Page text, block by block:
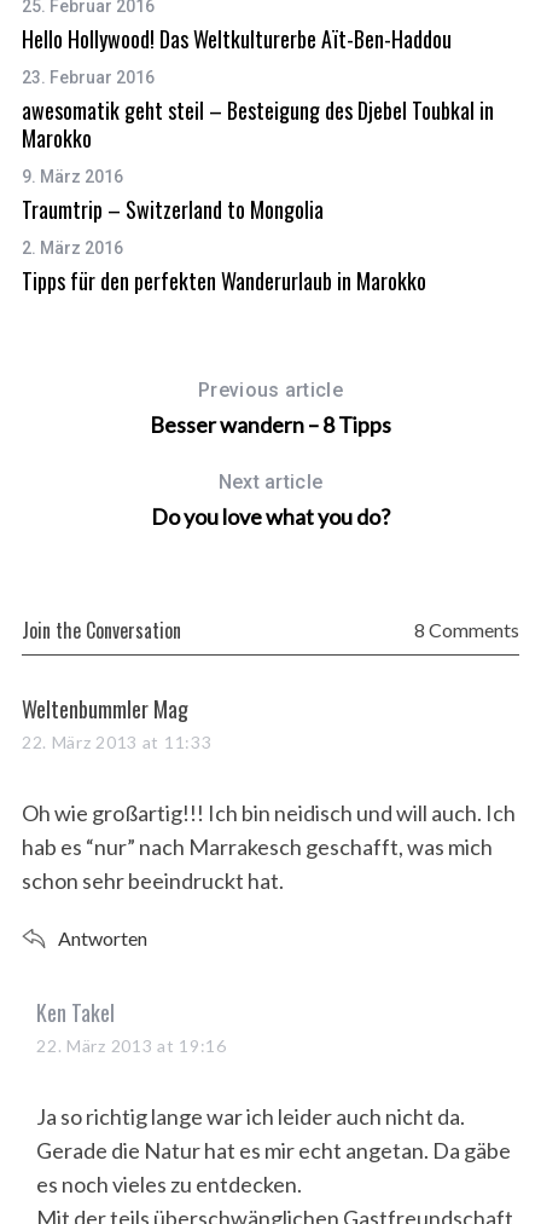
25. Februar 2016
Hello Hollywood! Das Weltkulturerbe Aït-Ben-Haddou
23. Februar 2016
awesomatik geht steil – Besteigung des Djebel Toubkal in
Marokko
9. März 2016
Traumtrip – Switzerland to Mongolia
2. März 2016
Tipps für den perfekten Wanderurlaub in Marokko
Previous article
Besser wandern – 8 Tipps
Next article
Do you love what you do?
Join the Conversation 8 Comments
s
a
s
:
Weltenbummler Mag
22. März 2013 at 11:33
Oh wie großartig!!! Ich bin neidisch und will auch. Ich
hab es “nur” nach Marrakesch geschafft, was mich
schon sehr beeindruckt hat.
Antworten
s
a
s
:
Ken Takel
22. März 2013 at 19:16
Ja so richtig lange war ich leider auch nicht da.
Gerade die Natur hat es mir echt angetan. Da gäbe
es noch vieles zu entdecken.
Mit der teils überschwänglichen Gastfreundschaft